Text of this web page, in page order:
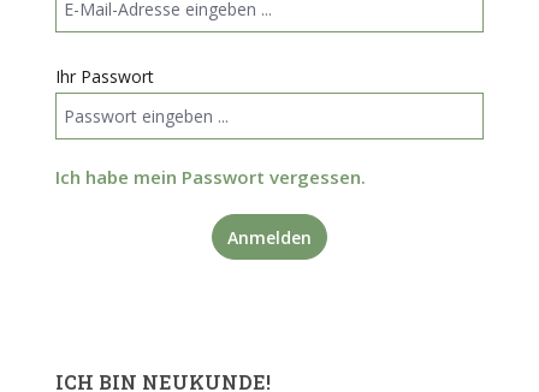
Ihr Passwort
Ich habe mein Passwort vergessen.
Anmelden
ICH BIN NEUKUNDE!